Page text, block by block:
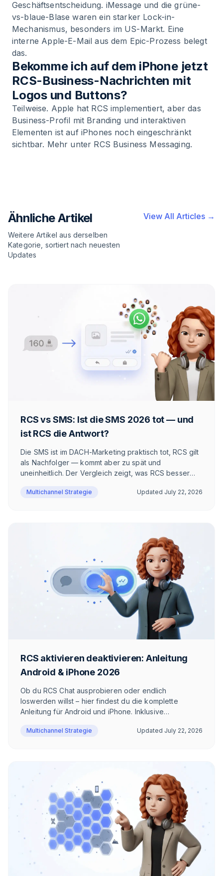
Geschäftsentscheidung. iMessage und die grüne-
vs-blaue-Blase waren ein starker Lock-in-
Mechanismus, besonders im US-Markt. Eine
interne Apple-E-Mail aus dem Epic-Prozess belegt
das.
Bekomme ich auf dem iPhone jetzt
RCS-Business-Nachrichten mit
Logos und Buttons?
Teilweise. Apple hat RCS implementiert, aber das
Business-Profil mit Branding und interaktiven
Elementen ist auf iPhones noch eingeschränkt
sichtbar. Mehr unter RCS Business Messaging.
Ähnliche Artikel
Weitere Artikel aus derselben
Kategorie, sortiert nach neuesten
Updates
View All Articles →
RCS vs SMS: Ist die SMS 2026 tot — und
ist RCS die Antwort?
Die SMS ist im DACH-Marketing praktisch tot, RCS gilt
als Nachfolger — kommt aber zu spät und
uneinheitlich. Der Vergleich zeigt, was RCS besser
warum im DACH-E-Commerce WhatsApp gewinnt.
Multichannel Strategie Updated July 22, 2026
RCS aktivieren deaktivieren: Anleitung
Android & iPhone 2026
Ob du RCS Chat ausprobieren oder endlich
loswerden willst – hier findest du die komplette
Anleitung für Android und iPhone. Inklusive
Einschätzung, wann sich RCS wirklich lohnt.
Multichannel Strategie Updated July 22, 2026